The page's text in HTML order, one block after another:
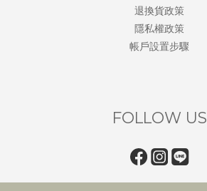
退換貨政策
隱私權政策
帳戶設置步驟
FOLLOW US